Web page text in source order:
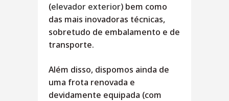
(elevador exterior) bem como
das mais inovadoras técnicas,
sobretudo de embalamento e de
transporte.
Além disso, dispomos ainda de
uma frota renovada e
devidamente equipada (com